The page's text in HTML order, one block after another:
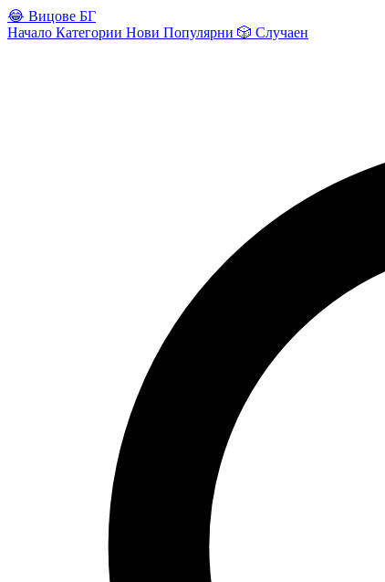
😂 Вицове БГ
Начало Категории Нови Популярни 🎲 Случаен